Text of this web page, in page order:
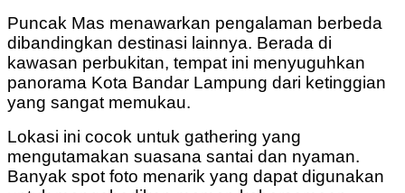
Puncak Mas menawarkan pengalaman berbeda
dibandingkan destinasi lainnya. Berada di
kawasan perbukitan, tempat ini menyuguhkan
panorama Kota Bandar Lampung dari ketinggian
yang sangat memukau.
Lokasi ini cocok untuk gathering yang
mengutamakan suasana santai dan nyaman.
Banyak spot foto menarik yang dapat digunakan